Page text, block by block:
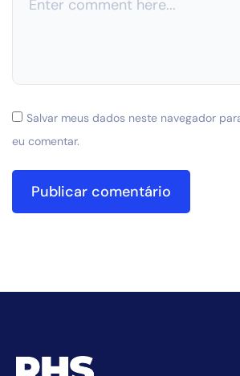
Salvar meus dados neste navegador
eu comentar.